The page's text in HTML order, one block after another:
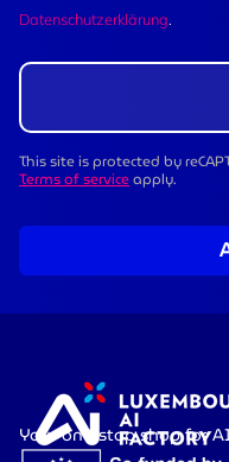
Datenschutzerklärung
This site is protected by
Terms of serviceapply.
Your one-stop shop for